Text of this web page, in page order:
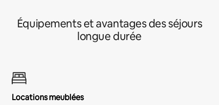
Équipements et avantages des séjours
longue durée
Locations meublées